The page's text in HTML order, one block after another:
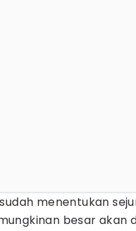
menentukan
besar akan